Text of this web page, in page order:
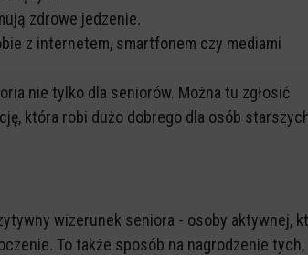
zdrowe jedzenie.
z internetem, smartfonem czy mediami
nie tylko dla seniorów. Można tu zgłosić
która robi dużo dobrego dla osób
wizerunek seniora - osoby aktywnej,
To także sposób na nagrodzenie tych,